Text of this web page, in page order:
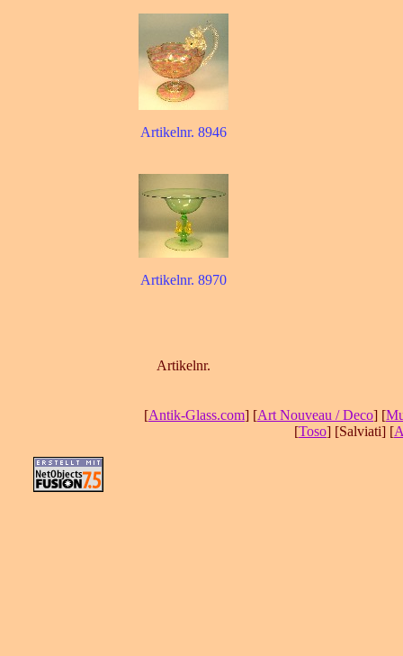
Artikelnr. 8946
Artikelnr. 8970
Artikelnr.
[Antik-Glass.com] [Art Nouveau / Deco] [
[Toso] [Salviati] [